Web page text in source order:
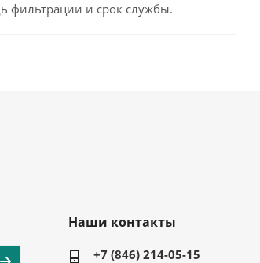
фильтрации и срок службы.
Наши контакты
+7 (846) 214-05-15